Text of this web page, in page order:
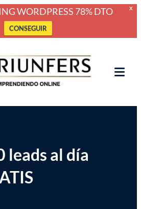
X
WORDPRESS 78% DTO
CONSEGUIR
Online
leads al día